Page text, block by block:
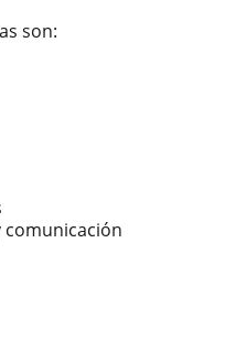
son:
comunicación